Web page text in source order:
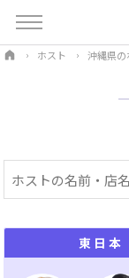
ホスト 沖縄県の
東日本